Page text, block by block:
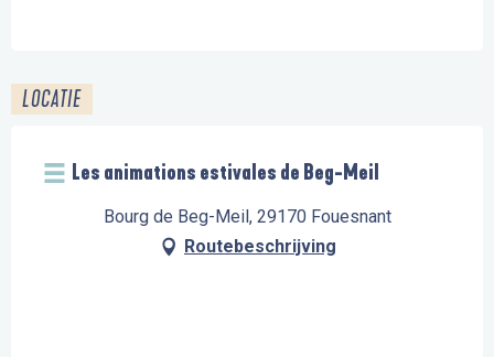
LOCATIE
Les animations estivales de Beg-Meil
Bourg de Beg-Meil, 29170 Fouesnant
Routebeschrijving